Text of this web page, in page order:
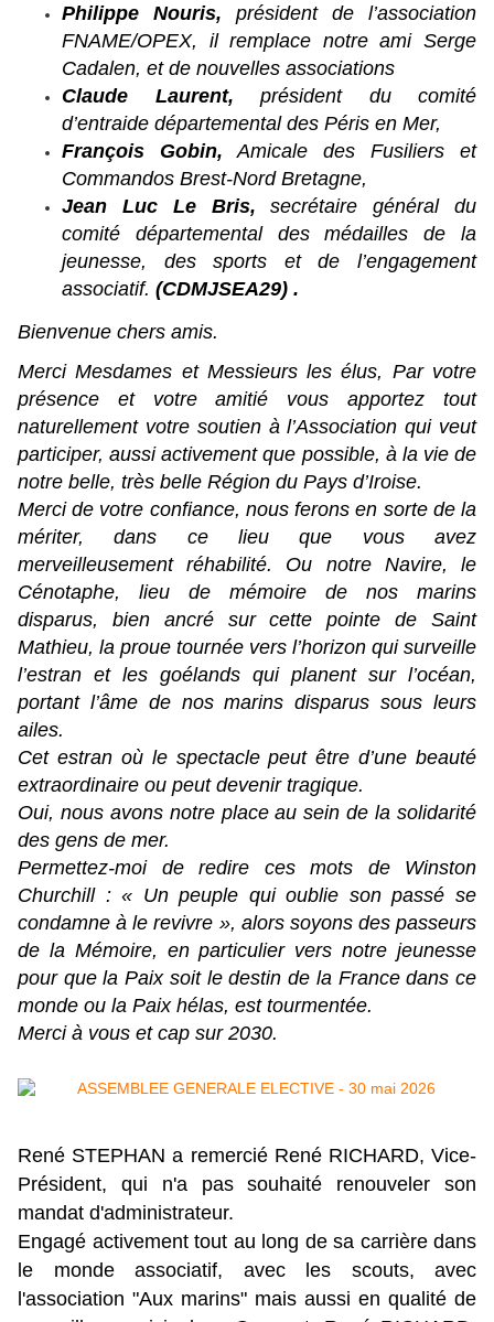
Philippe Nouris, président de l’association
FNAME/OPEX, il remplace notre ami Serge
Cadalen, et de nouvelles associations
Claude Laurent, président du comité
d’entraide départemental des Péris en Mer,
François Gobin, Amicale des Fusiliers et
Commandos Brest-Nord Bretagne,
Jean Luc Le Bris,secrétaire général du
comité départemental des médailles de la
jeunesse, des sports et de l’engagement
associatif. (CDMJSEA29) .
Bienvenue chers amis.
Merci Mesdames et Messieurs les élus, Par votre
présence et votre amitié vous apportez tout
naturellement votre soutien à l’Association qui veut
participer, aussi activement que possible, à la vie de
notre belle, très belle Région du Pays d’Iroise.
Merci de votre confiance, nous ferons en sorte de la
mériter, dans ce lieu que vous avez
merveilleusement réhabilité. Ou notre Navire, le
Cénotaphe, lieu de mémoire de nos marins
disparus, bien ancré sur cette pointe de Saint
Mathieu, la proue tournée vers l’horizon qui surveille
l’estran et les goélands qui planent sur l’océan,
portant l’âme de nos marins disparus sous leurs
ailes.
Cet estran où le spectacle peut être d’une beauté
extraordinaire ou peut devenir tragique.
Oui, nous avons notre place au sein de la solidarité
des gens de mer.
Permettez-moi de redire ces mots de Winston
Churchill : « Un peuple qui oublie son passé se
condamne à le revivre », alors soyons des passeurs
de la Mémoire, en particulier vers notre jeunesse
pour que la Paix soit le destin de la France dans ce
monde ou la Paix hélas, est tourmentée.
Merci à vous et cap sur 2030.
René STEPHAN a remercié René RICHARD, Vice-
Président, qui n'a pas souhaité renouveler son
mandat d'administrateur.
Engagé activement tout au long de sa carrière dans
le monde associatif, avec les scouts, avec
l'association "Aux marins" mais aussi en qualité de